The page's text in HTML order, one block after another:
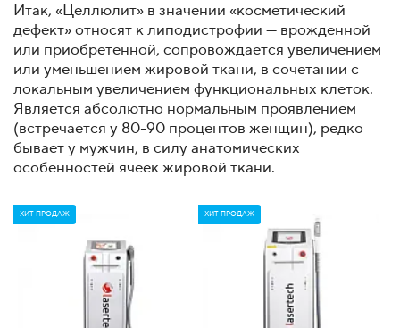
Итак, «Целлюлит» в значении «косметический
дефект» относят к липодистрофии — врожденной
или приобретенной, сопровождается увеличением
или уменьшением жировой ткани, в сочетании с
локальным увеличением функциональных клеток.
Является абсолютно нормальным проявлением
(встречается у 80-90 процентов женщин), редко
бывает у мужчин, в силу анатомических
особенностей ячеек жировой ткани.
ХИТ ПРОДАЖ ХИТ ПРОДАЖ